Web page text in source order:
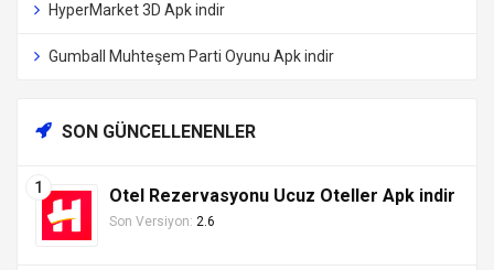
HyperMarket 3D Apk indir
Gumball Muhteşem Parti Oyunu Apk indir
SON GÜNCELLENENLER
Otel Rezervasyonu Ucuz Oteller Apk indir
Son Versiyon: 2.6